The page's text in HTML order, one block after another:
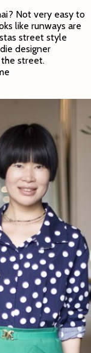
Not very easy to
like runways are
street style
designer
street.